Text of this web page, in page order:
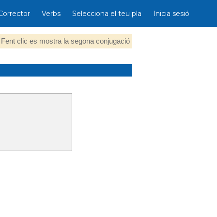
Verbs Selecciona el teu pla Inicia sesió
Fent clic es mostra la segona conjugació